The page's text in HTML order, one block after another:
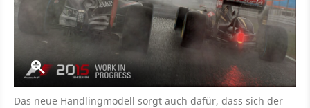
Das neue Handlingmodell sorgt auch dafür, dass sich der